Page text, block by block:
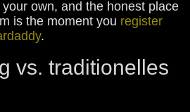
own, and the honest place
is the moment you register
.
vs. traditionelles